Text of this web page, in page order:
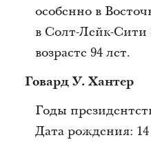
особенно в
в Солт-Лейк-Сити
возрасте 94 лет.
Говард У. Хантер
Годы
Дата рождения: 14